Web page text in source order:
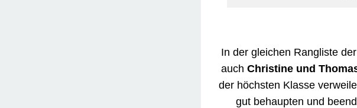
In der gleichen Rangliste
auch Christine und
der höchsten Klasse
gut behaupten und